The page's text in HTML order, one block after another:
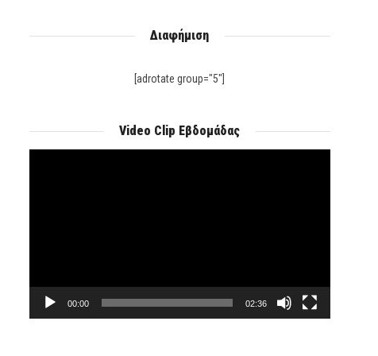
Διαφήμιση
[adrotate group="5"]
Video Clip Εβδομάδας
00:00 02:36